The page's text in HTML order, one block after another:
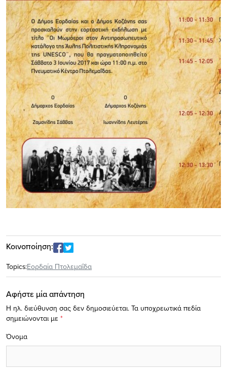
Κοινοποίηση:
Topics:Εορδαία Πτολεμαΐδα
Αφήστε μία απάντηση
Η ηλ. διεύθυνση σας δεν δημοσιεύεται. Τα υποχρεωτικά πεδία
σημειώνονται με *
Όνομα